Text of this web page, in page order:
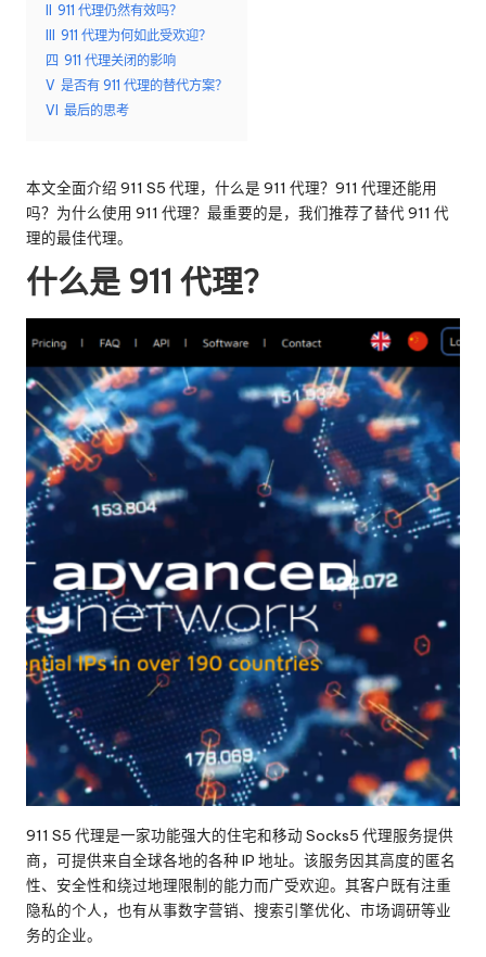
-
O
y
P
ro
x
y
等。
911 代理仍然有效吗？
911 代理为何如此受欢迎？
四 911 代理关闭的影响
V 是否有 911 代理的替代方案？
VI 最后的思考
本文全面介绍 911 S5 代理，什么是 911 代理？911 代理还能用
吗？为什么使用 911 代理？最重要的是，我们推荐了替代 911 代
理的最佳代理。
什么是 911 代理？
911 S5 代理是一家功能强大的住宅和移动 Socks5 代理服务提供
商，可提供来自全球各地的各种 IP 地址。该服务因其高度的匿名
性、安全性和绕过地理限制的能力而广受欢迎。其客户既有注重
隐私的个人，也有从事数字营销、搜索引擎优化、市场调研等业
务的企业。